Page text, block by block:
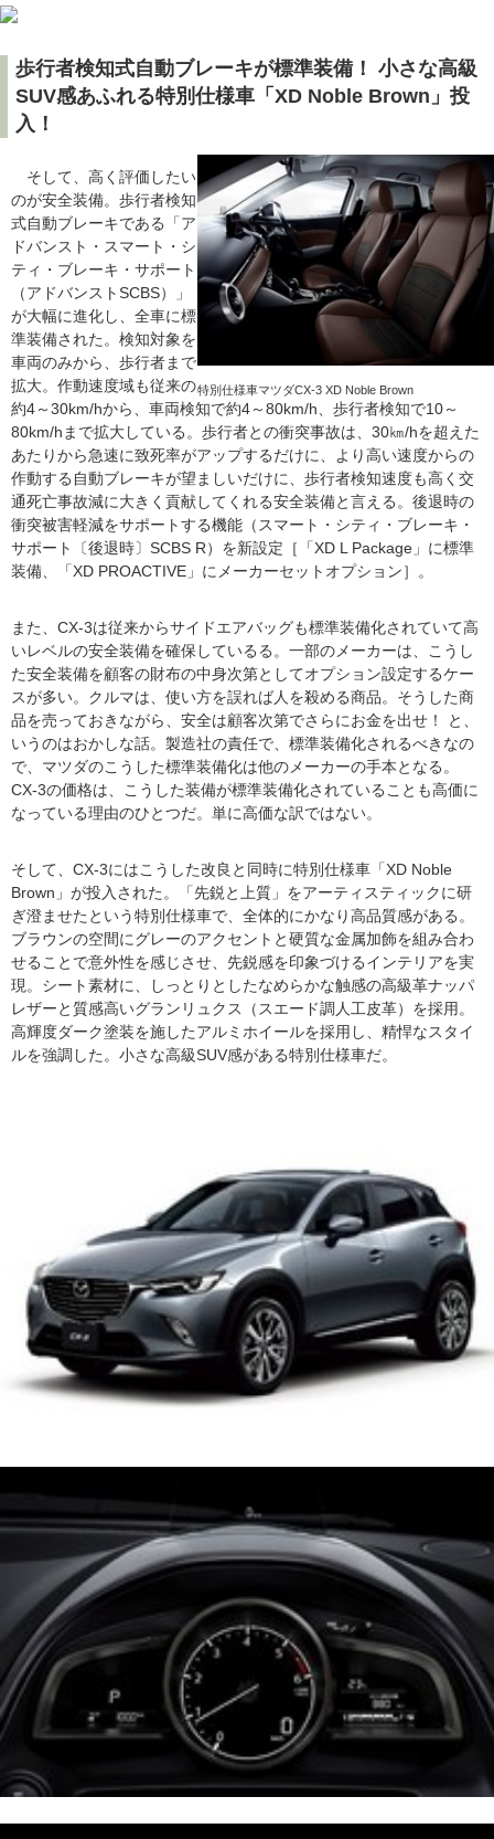
歩行者検知式自動ブレーキが標準装備！ 小さな高級
SUV感あふれる特別仕様車「XD Noble Brown」投
入！
特別仕様車マツダCX-3 XD Noble Brown
そして、高く評価したい
のが安全装備。歩行者検知
式自動ブレーキである「ア
ドバンスト・スマート・シ
ティ・ブレーキ・サポート
（アドバンストSCBS）」
が大幅に進化し、全車に標
準装備された。検知対象を
車両のみから、歩行者まで
拡大。作動速度域も従来の
約4～30km/hから、車両検知で約4～80km/h、歩行者検知で10～
80km/hまで拡大している。歩行者との衝突事故は、30㎞/hを超えた
あたりから急速に致死率がアップするだけに、より高い速度からの
作動する自動ブレーキが望ましいだけに、歩行者検知速度も高く交
通死亡事故減に大きく貢献してくれる安全装備と言える。後退時の
衝突被害軽減をサポートする機能（スマート・シティ・ブレーキ・
サポート〔後退時〕SCBS R）を新設定［「XD L Package」に標準
装備、「XD PROACTIVE」にメーカーセットオプション］。
また、CX-3は従来からサイドエアバッグも標準装備化されていて高
いレベルの安全装備を確保しているる。一部のメーカーは、こうし
た安全装備を顧客の財布の中身次第としてオプション設定するケー
スが多い。クルマは、使い方を誤れば人を殺める商品。そうした商
品を売っておきながら、安全は顧客次第でさらにお金を出せ！ と、
いうのはおかしな話。製造社の責任で、標準装備化されるべきなの
で、マツダのこうした標準装備化は他のメーカーの手本となる。
CX-3の価格は、こうした装備が標準装備化されていることも高価に
なっている理由のひとつだ。単に高価な訳ではない。
そして、CX-3にはこうした改良と同時に特別仕様車「XD Noble
Brown」が投入された。「先鋭と上質」をアーティスティックに研
ぎ澄ませたという特別仕様車で、全体的にかなり高品質感がある。
ブラウンの空間にグレーのアクセントと硬質な金属加飾を組み合わ
せることで意外性を感じさせ、先鋭感を印象づけるインテリアを実
現。シート素材に、しっとりとしたなめらかな触感の高級革ナッパ
レザーと質感高いグランリュクス（スエード調人工皮革）を採用。
高輝度ダーク塗装を施したアルミホイールを採用し、精悍なスタイ
ルを強調した。小さな高級SUV感がある特別仕様車だ。